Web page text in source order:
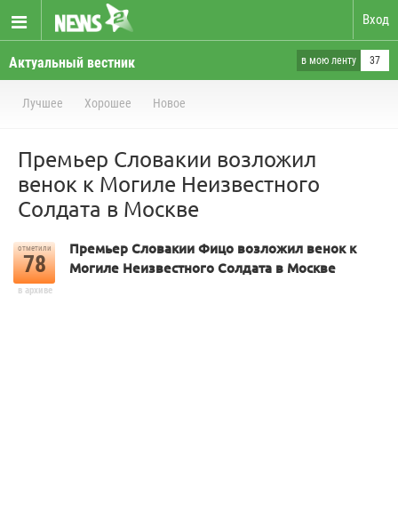
Вход
Актуальный вестник в мою ленту 37
Лучшее Хорошее Новое
Премьер Словакии возложил
венок к Могиле Неизвестного
Солдата в Москве
отметили
78
в архиве
Премьер Словакии Фицо возложил венок к
Могиле Неизвестного Солдата в Москве